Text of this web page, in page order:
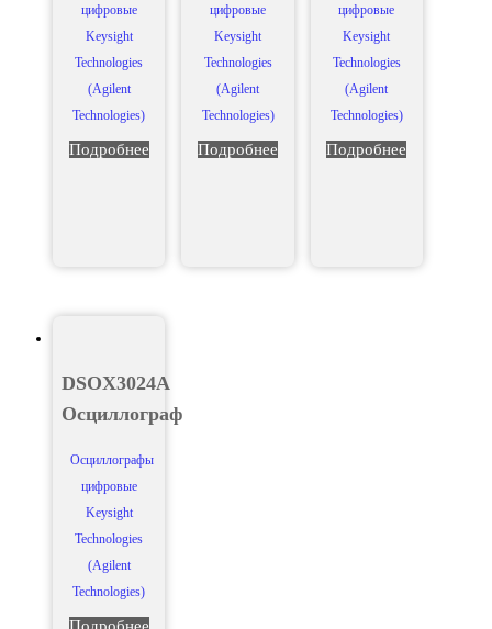
цифровые
Keysight
Technologies
(Agilent
Technologies)
Подробнее
цифровые
Keysight
Technologies
(Agilent
Technologies)
Подробнее
цифровые
Keysight
Technologies
(Agilent
Technologies)
Подробнее
DSOX3024A
Осциллограф
Осциллографы
цифровые
Keysight
Technologies
(Agilent
Technologies)